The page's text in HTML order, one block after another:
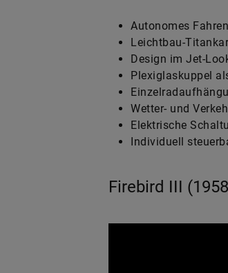
Autonomes
Leichtbau-
Design im Jet-
Plexiglaskuppel
Wetter- und
Elektrische
Individuell
Firebird III